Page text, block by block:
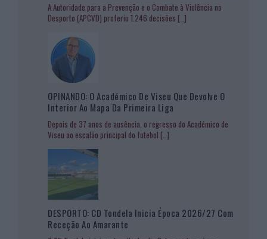
A Autoridade para a Prevenção e o Combate à Violência no
Desporto (APCVD) proferiu 1.246 decisões […]
OPINANDO: O Académico De Viseu Que Devolve O
Interior Ao Mapa Da Primeira Liga
Depois de 37 anos de ausência, o regresso do Académico de
Viseu ao escalão principal do futebol […]
DESPORTO: CD Tondela Inicia Época 2026/27 Com
Receção Ao Amarante